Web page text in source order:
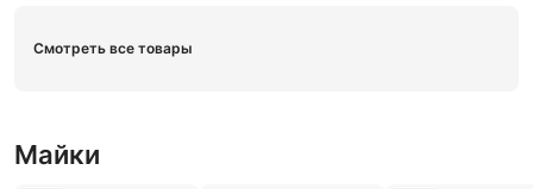
Смотреть все товары
Майки